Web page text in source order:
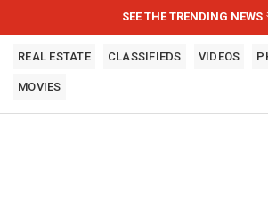
SEE THE TRENDING NEWS
REAL ESTATE CLASSIFIEDS VIDEOS
MOVIES